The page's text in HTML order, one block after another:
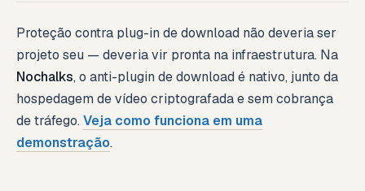
Proteção contra plug-in de download não deveria ser
projeto seu — deveria vir pronta na infraestrutura. Na
Nochalks, o anti-plugin de download é nativo, junto da
hospedagem de vídeo criptografada e sem cobrança
de tráfego. Veja como funciona em uma
demonstração.